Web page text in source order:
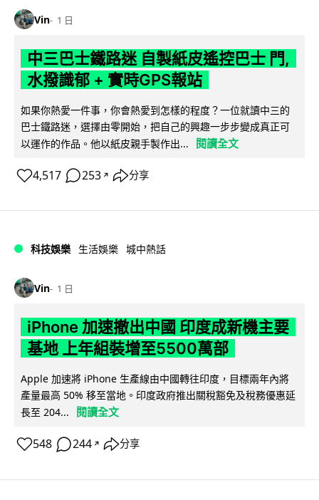
Vin 1 日
中三巴士鐵路迷 自製紙皮遙控巴士 門,
水撥識郁 + 實時GPS報站
如果你熱愛一件事，你會熱愛到怎樣的程度？一位就讀中三的
巴士鐵路迷，選擇由零開始，把自己的興趣一步步變成真正可
以運作的作品。他以紙皮親手製作出...
閱讀全文
4,517 253 ↗ 分享
科技娛樂 生活娛樂 城中熱話
Vin 1 日
iPhone 加速撤出中國 印度成新機主要
基地 上年組裝增至5500萬部
Apple 加速將 iPhone 生產線由中國轉往印度，目標兩年內將
產量最高 50% 移至當地。印度政府推出關稅豁免及稅務優惠延
長至 204...
閱讀全文
548 244 ↗ 分享